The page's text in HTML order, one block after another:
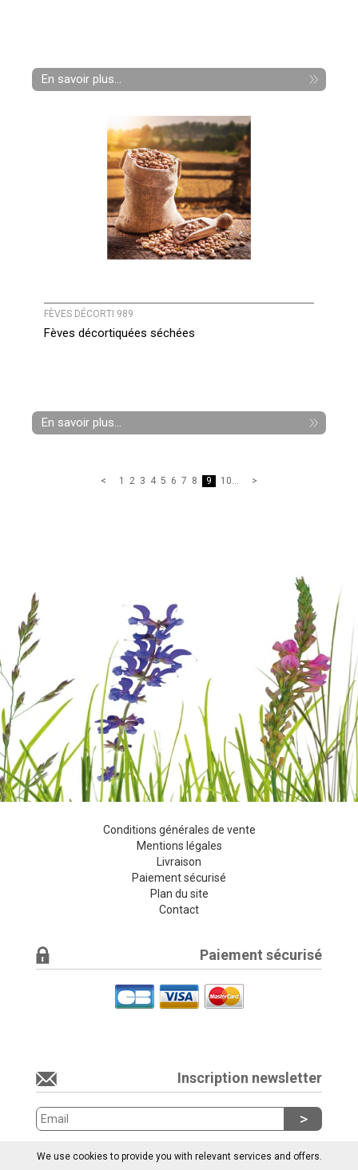
We use cookies to provide you with relevant services and offers.
En savoir plus...
FÈVES DÉCORTI 989
Fèves décortiquées séchées
En savoir plus...
1 2 3 4 5 6 7 8 9 10...
Conditions générales de vente
Mentions légales
Livraison
Paiement sécurisé
Plan du site
Contact
Paiement sécurisé
Inscription newsletter